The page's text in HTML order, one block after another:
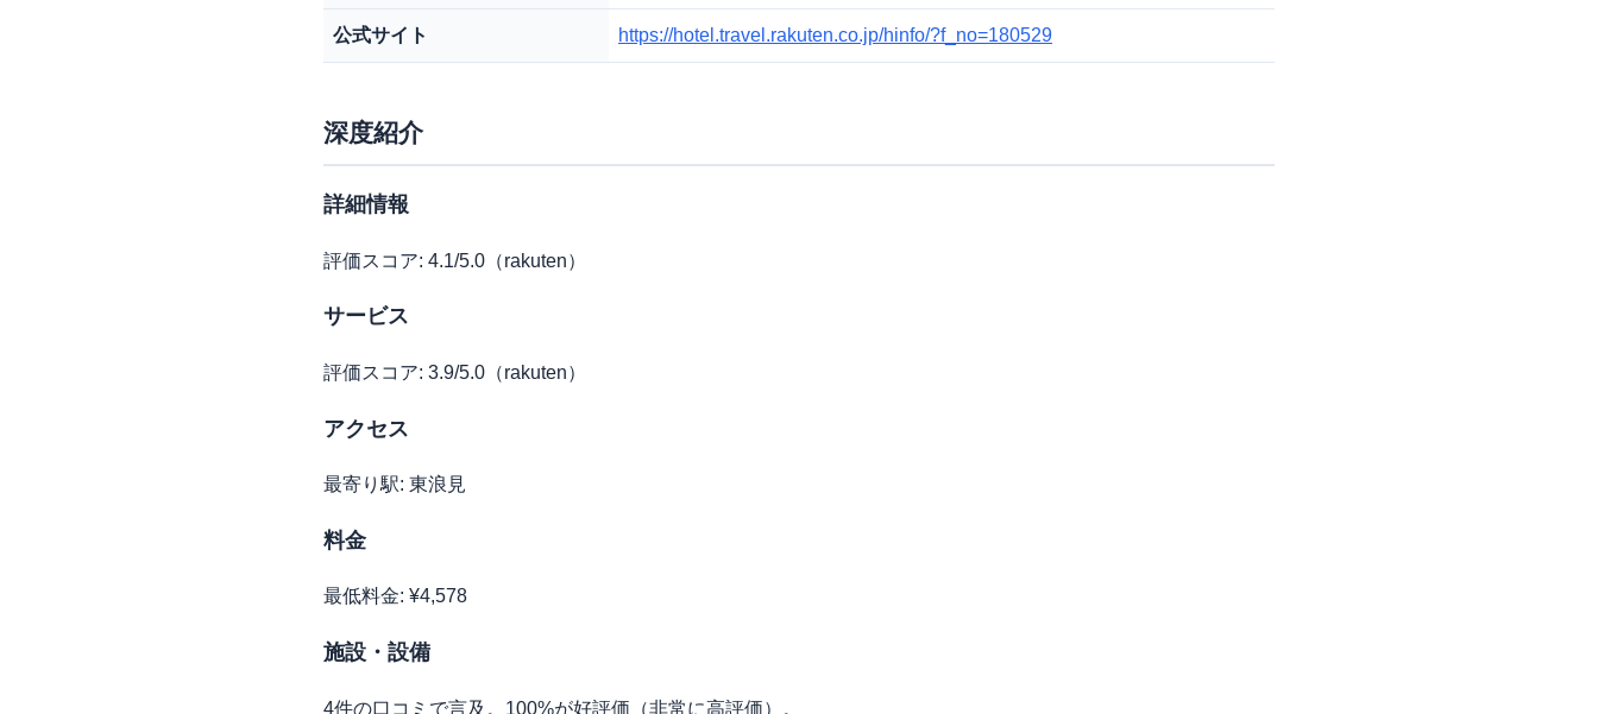
公式サイト https://hotel.travel.rakuten.co.jp/hinfo/?f_no=180529
深度紹介
詳細情報
評価スコア: 4.1/5.0（rakuten）
サービス
評価スコア: 3.9/5.0（rakuten）
アクセス
最寄り駅: 東浪見
料金
最低料金: ¥4,578
施設・設備
4件の口コミで言及。100%が好評価（非常に高評価）。